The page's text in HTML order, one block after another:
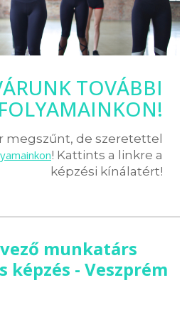
TOVÁBBI
megszűnt, de szeretettel
! Kattints a linkre a
képzési kínálatért!
munkatárs
képzés - Veszprém